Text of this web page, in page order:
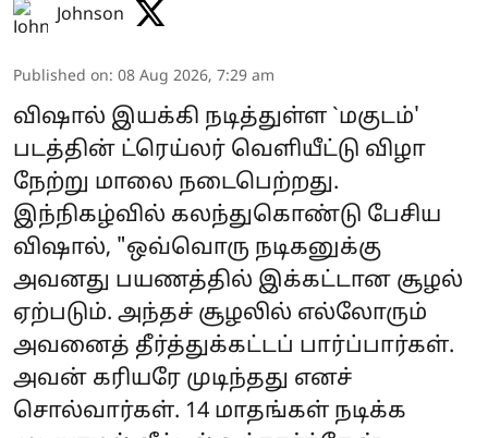
Johnson
Published on: 08 Aug 2026, 7:29 am
விஷால் இயக்கி நடித்துள்ள `மகுடம்'
படத்தின் ட்ரெய்லர் வெளியீட்டு விழா
நேற்று மாலை நடைபெற்றது.
இந்நிகழ்வில் கலந்துகொண்டு பேசிய
விஷால், "ஒவ்வொரு நடிகனுக்கு
அவனது பயணத்தில் இக்கட்டான சூழல்
ஏற்படும். அந்தச் சூழலில் எல்லோரும்
அவனைத் தீர்த்துக்கட்டப் பார்ப்பார்கள்.
அவன் கரியரே முடிந்தது எனச்
சொல்வார்கள். 14 மாதங்கள் நடிக்க